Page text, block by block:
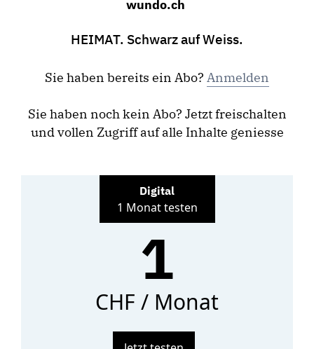
wundo.ch
HEIMAT. Schwarz auf Weiss.
Sie haben bereits ein Abo? Anmelden
Sie haben noch kein Abo? Jetzt freischalten
und vollen Zugriff auf alle Inhalte geniesse
Digital
1 Monat testen
1
CHF / Monat